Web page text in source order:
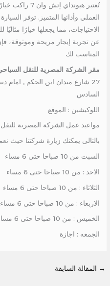
تُعتبر هيونداي
العملي وأدائها المتميز. توفر
الاحتياجات، مما يجعلها خيارًا
عن تجربة إيجار مريحة وموثوقة،
المناسب لك
مقر الشركة المصرية للنقل
27 شارع ميدان ابن الحكم , امام
السادس
اللوكيشين : الموقع
مواعيد عمل الشركة المصرية للنقل
بالتالى يمكنك زيارة شركتنا حيث
السبت من 10 صباحا حتى 6 مساء
الاحد : من 10 صباحا حتى 6 مساء
الثلاثاء : من 10 صباحا حتى 6 مساء
الاربعاء : من 10 صباحا حتى 6 مساء
الخميس : من 10 صباحا حتى 6 مساء
الجمعه : اجازة
→ المقالة السابقة